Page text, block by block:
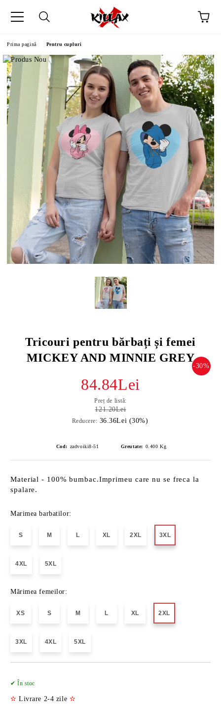
Prima pagină Pentru cupluri
Tricouri pentru bărbați și femei
MICKEY AND MINNIE GREY
-30%
84.84Lei
Preț de listă:
121.20Lei
Reducere: 36.36Lei (30%)
Cod: zadvoiki8-51 Greutate: 0.400 Kg
Material - 100% bumbac.Imprimeu care nu se freca la
spalare.
Marimea barbatilor:
S M L XL 2XL 3XL
4XL 5XL
Mărimea femeilor:
XS S M L XL 2XL
3XL 4XL 5XL
✔ În stoc
✫ Livrare 2-4 zile ✫